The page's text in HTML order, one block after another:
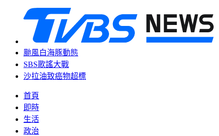
颱風白海豚動態
SBS歌謠大戰
沙拉油致癌物超標
首頁
即時
生活
政治